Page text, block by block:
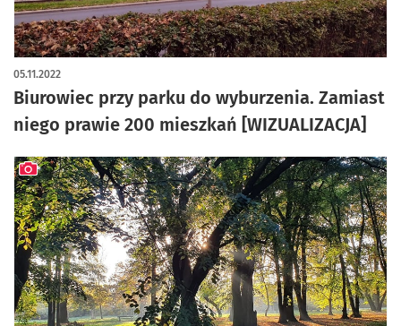
Biurowiec przy parku do wyburzenia. Zamiast
niego prawie 200 mieszkań [WIZUALIZACJA]
05.11.2022